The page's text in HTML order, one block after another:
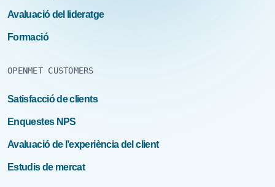
Avaluació del lideratge
Formació
OPENMET CUSTOMERS
Satisfacció de clients
Enquestes NPS
Avaluació de l’experiència del client
Estudis de mercat